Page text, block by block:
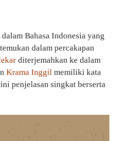
Bahasa Indonesia yang
dalam percakapan
diterjemahkan ke dalam
Krama Inggil memiliki kata
penjelasan singkat berserta